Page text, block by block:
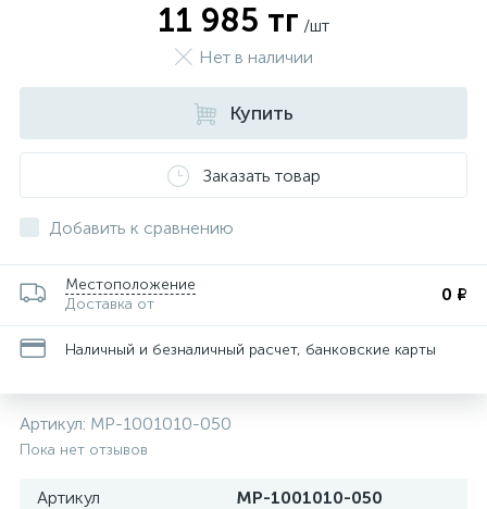
11 985 тг /шт
Нет в наличии
Купить
Заказать товар
Добавить к сравнению
Местоположение
Доставка от
0 ₽
Наличный и безналичный расчет, банковские карты
Артикул: МР-1001010-050
Пока нет отзывов
Артикул
МР-1001010-050